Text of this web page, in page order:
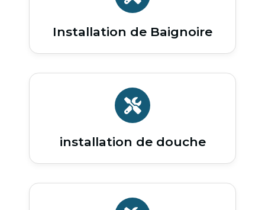
Installation de Baignoire
installation de douche